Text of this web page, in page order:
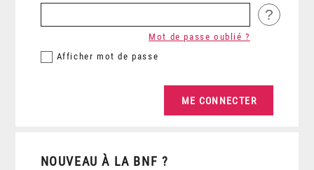
?
Afficher mot de passe
Mot de passe oublié ?
NOUVEAU À LA BNF ?